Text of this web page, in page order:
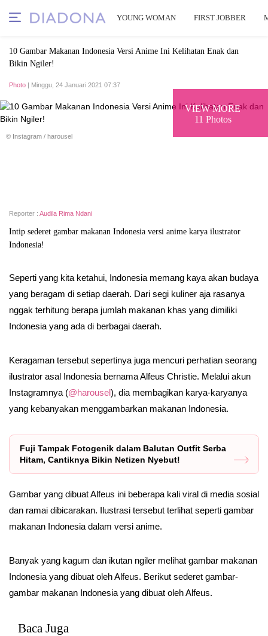
YOUNG WOMAN FIRST JOBBER
10 Gambar Makanan Indonesia Versi Anime Ini Kelihatan Enak dan
Bikin Ngiler!
Photo | Minggu, 24 Januari 2021 07:37
VIEW MORE
11 Photos
© Instagram / harousel
Reporter : Audila Rima Ndani
Intip sederet gambar makanan Indonesia versi anime karya ilustrator
Indonesia!
Seperti yang kita ketahui, Indonesia memang kaya akan budaya
yang beragam di setiap daerah. Dari segi kuliner aja rasanya
nggak terhitung berapa jumlah makanan khas yang dimiliki
Indonesia yang ada di berbagai daerah.
Keragaman tersebut sepertinya juga mencuri perhatian seorang
ilustrator asal Indonesia bernama Alfeus Christie. Melalui akun
Instagramnya (@harousel), dia membagikan karya-karyanya
yang kebanyakan menggambarkan makanan Indonesia.
Fuji Tampak Fotogenik dalam Balutan Outfit Serba
Hitam, Cantiknya Bikin Netizen Nyebut!
Gambar yang dibuat Alfeus ini beberapa kali viral di media sosial
dan ramai dibicarakan. Ilustrasi tersebut terlihat seperti gambar
makanan Indonesia dalam versi anime.
Banyak yang kagum dan ikutan ngiler melihat gambar makanan
Indonesia yang dibuat oleh Alfeus. Berikut sederet gambar-
gambar makanan Indonesia yang dibuat oleh Alfeus.
Baca Juga